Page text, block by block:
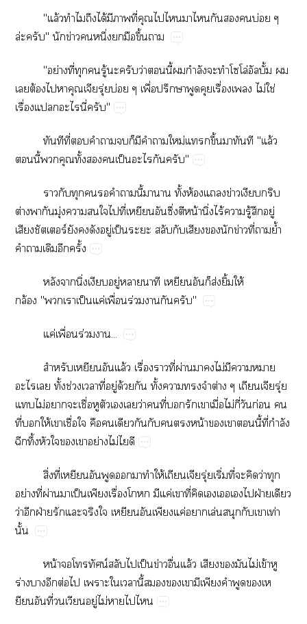
"ล้​​​ได้​​​ี่​​​​​​​​​บ่​
ล่​"​​ข่​​ึ่​​​ึ้​
"ย่​ี่​​​ู้​​​ว่​​ี้​​ำ​​​​โล่ั้​​
​ต้​​​ุ่​บ่​ื่​ป​​​ื่​​ไม่​ใช่​
ื่​​​ี่​"
​​ี่​​​​​​​​​ม่​​ึ้​​​"ล้​
​ี้​​​ั้​​​ป็​​​"
​​​​​​​ี้​​​ั้​ห้​​ข่​​​
ต่​​​ุ่​​​​​ี่​​​ึ่​​น้​ิ่​ไร้​​ู้​​ู่​
ร์​​​​ู่​ป็​​​​​​​ข่​ี่​​ย้ำ​
​​​​ั้
​​ิ่​​ู่​​​​​​ส่​ิ้​ให้​
ล้"​​ป็​ค่​ื่​ร่​​​"
ค่​ื่​ร่​...
​​​ล้​ื่​​ี่​ผ่​​​ไม่​​​​
​​ั้​ช่​​ี่​ู่​ด้​​ั้​​​​ต่​ุ่​
​ไม่​​​ื่​​​​​ว่​​ี่​​​​ื่​ไม่​ี่​​ก่​​
ี่​​ให้​​ื่​​​​​​​​​น้​​​​ี้​ี่​ำ​
​ึ้​​​​​ย่​ไม่​​
ิ่​ี่​​​​​​​ให้ุ่​ิ่​ี่​​​ว่​​
ย่​ี่​ผ่​​ป็​​ื่​​​ค่​​ี่​​​​​​ฝ่​​
ว่​​ฝ่​​​​​​​​ค่​​ล่​​​​ท่​
ั้
น้​​​น์​​​ป็​ข่​ื่​ล้​​​​ไม่​ข้​​
ร่​​​ต่​​​​​ี้​​​​​​​​​​
​ี่​​​ู่​ไม่​​​